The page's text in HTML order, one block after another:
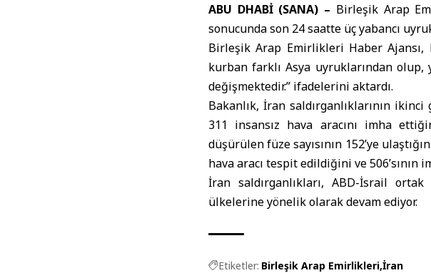
ABU DHABİ (SANA) – Birleşik Arap
sonucunda son 24 saatte üç yabancı
Birleşik Arap Emirlikleri Haber Ajansı,
kurban farklı Asya uyruklarından olup,
değişmektedir.” ifadelerini aktardı.
Bakanlık, İran saldırganlıklarının
311 insansız hava aracını imha
düşürülen füze sayısının 152’ye
hava aracı tespit edildiğini ve 506’sının
İran saldırganlıkları, ABD-İsrail
ülkelerine yönelik olarak devam ediyor.
Etiketler: Birleşik Arap Emirlikleri İran